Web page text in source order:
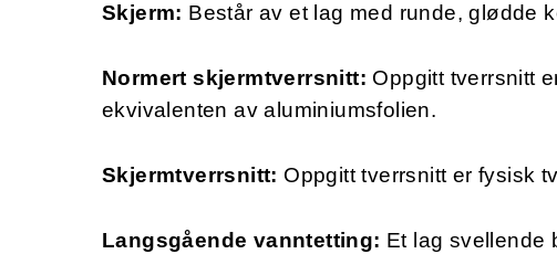
Skjerm: Består av et lag med runde, glødde
Normert skjermtverrsnitt: Oppgitt tverrsnitt
ekvivalenten av aluminiumsfolien.
Skjermtverrsnitt: Oppgitt tverrsnitt er fysisk
Langsgående vanntetting: Et lag svellende